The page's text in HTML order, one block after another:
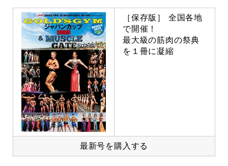
［保存版］ 全国各地
で開催！
最大級の筋肉の祭典
を１冊に凝縮
最新号を購入する